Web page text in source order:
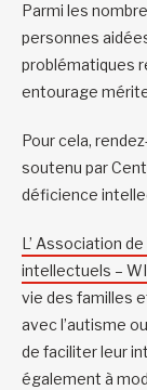
Parmi les
personnes
problématiques
entourage
Pour cela,
soutenu par
déficience
L’ Association de
intellectuels –
vie des familles
avec l’autisme
de faciliter leur
également à